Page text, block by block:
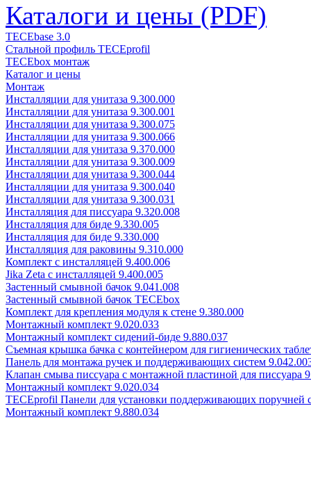
Каталоги и цены (PDF)
TECEbase 3.0
Стальной профиль TECEprofil
TECEbox монтаж
Каталог и цены
Монтаж
Инсталляции для унитаза 9.300.000
Инсталляции для унитаза 9.300.001
Инсталляции для унитаза 9.300.075
Инсталляции для унитаза 9.300.066
Инсталляции для унитаза 9.370.000
Инсталляции для унитаза 9.300.009
Инсталляции для унитаза 9.300.044
Инсталляции для унитаза 9.300.040
Инсталляции для унитаза 9.300.031
Инсталляция для писсуара 9.320.008
Инсталляция для биде 9.330.005
Инсталляция для биде 9.330.000
Инсталляция для раковины 9.310.000
Комплект с инсталляцей 9.400.006
Jika Zeta с инсталляцей 9.400.005
Застенный смывной бачок 9.041.008
Застенный смывной бачок TECEbox
Комплект для крепления модуля к стене 9.380.000
Монтажный комплект 9.020.033
Монтажный комплект сидений-биде 9.880.037
Съемная крышка бачка с контейнером для гигиенических
Панель для монтажа ручек и поддерживающих систем
Клапан смыва писсуара с монтажной пластиной для писсуара
Монтажный комплект 9.020.034
TECEprofil Панели для установки поддерживающих поручней
Монтажный комплект 9.880.034